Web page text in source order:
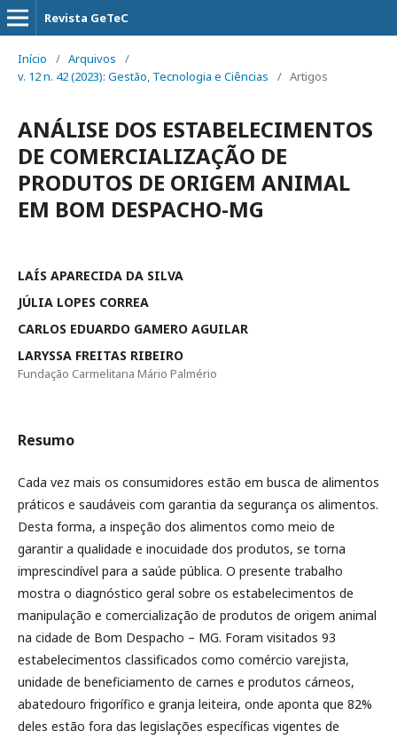
Revista GeTeC
Início / Arquivos
/
v. 12 n. 42 (2023): Gestão, Tecnologia e Ciências
/ Artigos
ANÁLISE DOS ESTABELECIMENTOS
DE COMERCIALIZAÇÃO DE
PRODUTOS DE ORIGEM ANIMAL
EM BOM DESPACHO-MG
LAÍS APARECIDA DA SILVA
JÚLIA LOPES CORREA
CARLOS EDUARDO GAMERO AGUILAR
LARYSSA FREITAS RIBEIRO
Fundação Carmelitana Mário Palmério
Resumo
Cada vez mais os consumidores estão em busca de alimentos
práticos e saudáveis com garantia da segurança os alimentos.
Desta forma, a inspeção dos alimentos como meio de
garantir a qualidade e inocuidade dos produtos, se torna
imprescindível para a saúde pública. O presente trabalho
mostra o diagnóstico geral sobre os estabelecimentos de
manipulação e comercialização de produtos de origem animal
na cidade de Bom Despacho – MG. Foram visitados 93
estabelecimentos classificados como comércio varejista,
unidade de beneficiamento de carnes e produtos cárneos,
abatedouro frigorífico e granja leiteira, onde aponta que 82%
deles estão fora das legislações específicas vigentes de